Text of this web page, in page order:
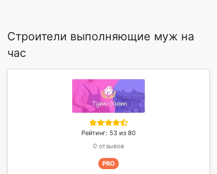
Строители выполняющие муж на
час
Рейтинг: 53 из 80
0 отзывов
PRO